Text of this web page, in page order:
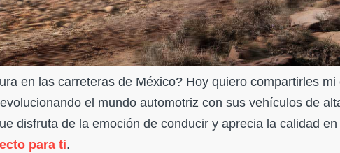
en las carreteras de México? Hoy quiero compartirles mi
el mundo automotriz con sus vehículos de
disfruta de la emoción de conducir y aprecia la calidad
para ti.